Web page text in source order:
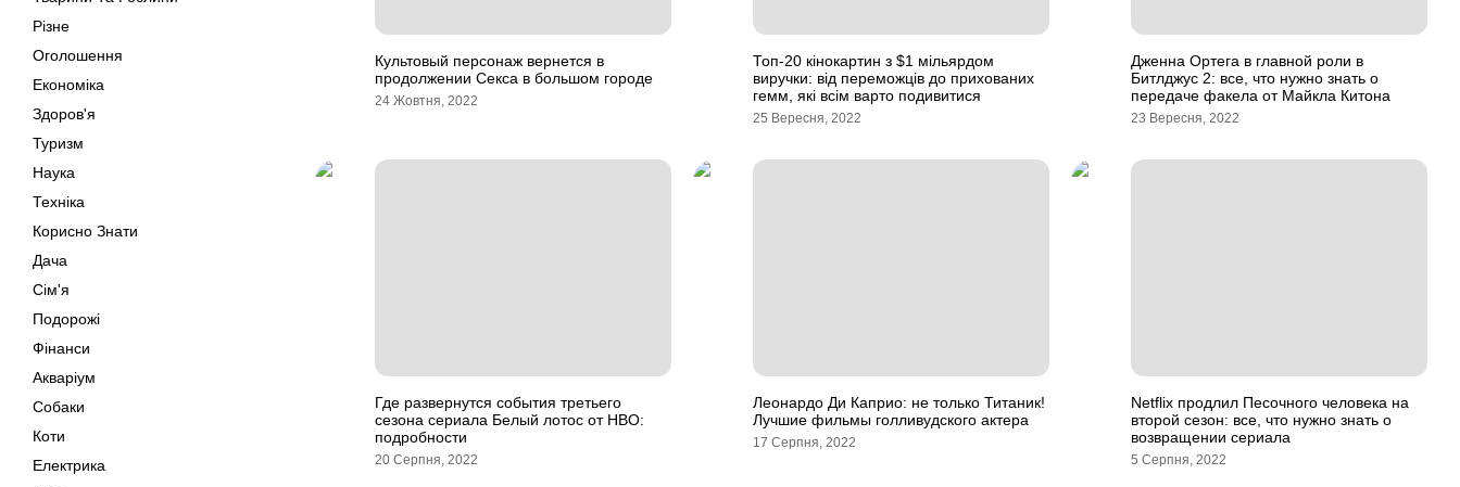
Різне
Оголошення
Економіка
Здоров'я
Туризм
Наука
Техніка
Корисно Знати
Дача
Сім'я
Подорожі
Фінанси
Акваріум
Собаки
Коти
Електрика
Культовый персонаж вернется в
продолжении Секса в большом городе
24 Жовтня, 2022
Топ-20 кінокартин з $1 мільярдом
виручки: від переможців до прихованих
гемм, які всім варто подивитися
25 Вересня, 2022
Дженна Ортега в главной роли в
Битлджус 2: все, что нужно знать о
передаче факела от Майкла Китона
23 Вересня, 2022
Где развернутся события третьего
сезона сериала Белый лотос от HBO:
подробности
20 Серпня, 2022
Леонардо Ди Каприо: не только Титаник!
Лучшие фильмы голливудского актера
17 Серпня, 2022
Netflix продлил Песочного человека на
второй сезон: все, что нужно знать о
возвращении сериала
5 Серпня, 2022